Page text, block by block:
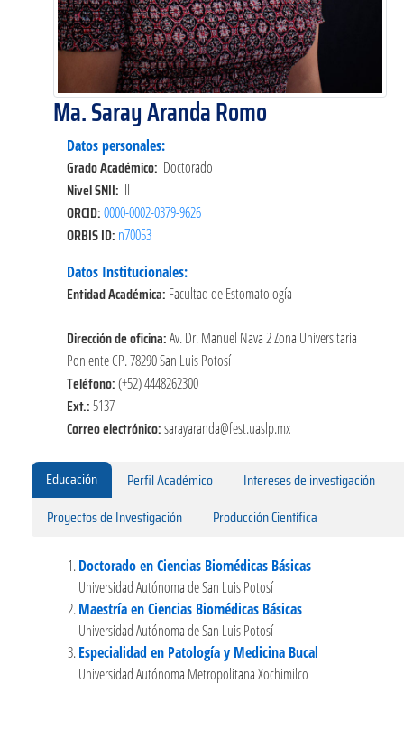
Ma. Saray Aranda Romo
Datos personales:
Grado Académico: Doctorado
Nivel SNII: II
ORCID:0000-0002-0379-9626
ORBIS ID: n70053
Datos Institucionales:
Entidad Académica: Facultad de Estomatología
Dirección de oficina:Av. Dr. Manuel Nava 2 Zona Universitaria
Poniente CP. 78290 San Luis Potosí
Teléfono:(+52) 4448262300
Ext.:5137
Correo electrónico:sarayaranda@fest.uaslp.mx
Educación Perfil Académico
Intereses de investigación
Proyectos de Investigación
Producción Científica
Doctorado en Ciencias Biomédicas Básicas
Universidad Autónoma de San Luis Potosí
Maestría en Ciencias Biomédicas Básicas
Universidad Autónoma de San Luis Potosí
Especialidad en Patología y Medicina Bucal
Universidad Autónoma Metropolitana Xochimilco